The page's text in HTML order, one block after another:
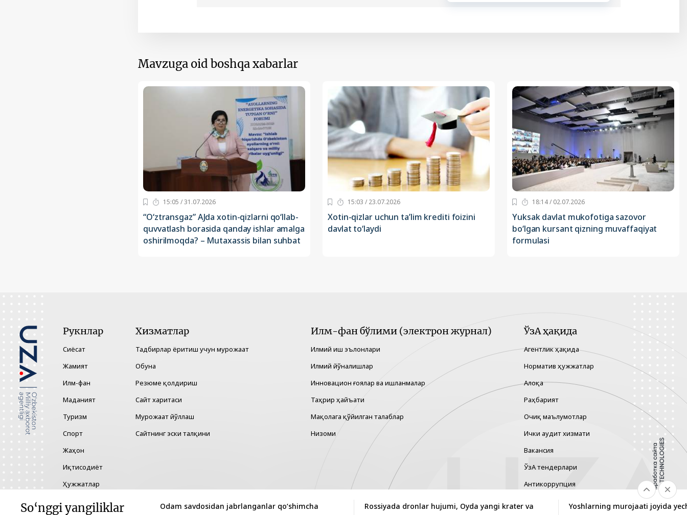
Mavzuga oid boshqa xabarlar
15:05 / 31.07.2026
“O‘ztransgaz” AJda xotin-qizlarni qo‘llab-
quvvatlash borasida qanday ishlar amalga
oshirilmoqda? – Mutaxassis bilan suhbat
15:03 / 23.07.2026
Xotin-qizlar uchun ta’lim krediti foizini
davlat to‘laydi
18:14 / 02.07.2026
Yuksak davlat mukofotiga sazovor
bo‘lgan kursant qizning muvaffaqiyat
formulasi
So‘nggi yangiliklar
Odam savdosidan jabrlanganlar qo‘shimcha
Rossiyada dronlar hujumi, Oyda yangi krater va
Yoshlarning murojaati joyida
Рукнлар
Сиёсат
Жамият
Илм-фан
Маданият
Туризм
Спорт
Жаҳон
Иқтисодиёт
Ҳужжатлар
Технология
Хизматлар
Тадбирлар ёритиш учун мурожаат
Обуна
Резюме қолдириш
Сайт харитаси
Мурожаат йўллаш
Сайтнинг эски талқини
Илм-фан бўлими (электрон журнал)
Илмий иш эълонлари
Илмий йўналишлар
Инновацион ғоялар ва ишланмалар
Таҳрир ҳайъати
Мақолага қўйилган талаблар
Низоми
ЎзА ҳақида
Агентлик ҳақида
Норматив ҳужжатлар
Алоқа
Раҳбарият
Очиқ маълумотлар
Ички аудит хизмати
Вакансия
ЎзА тендерлари
Антикоррупция
Гендер тенглик